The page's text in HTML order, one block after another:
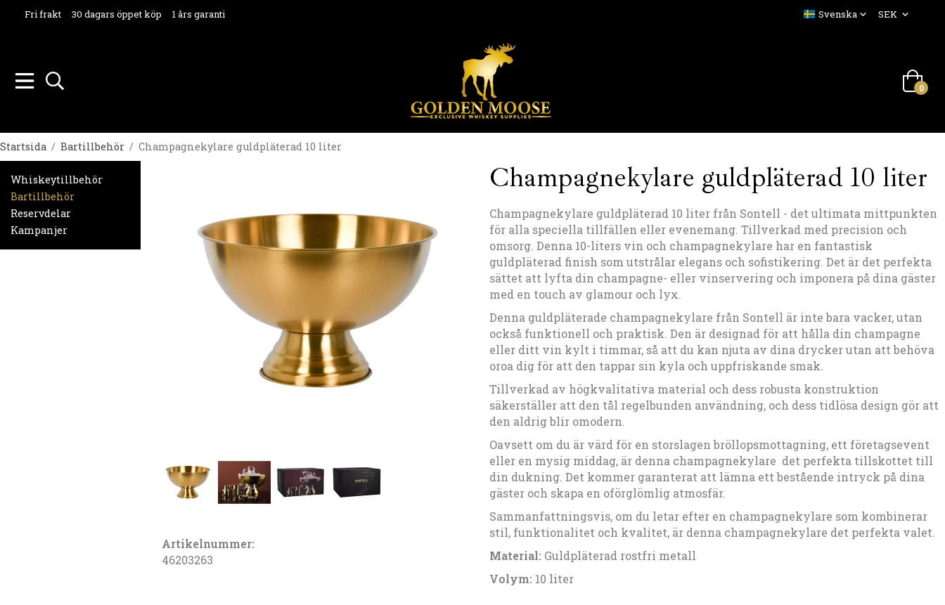
Fri frakt 30 dagars öppet köp 1 års garanti
0
Startsida / Bartillbehör / Champagnekylare guldpläterad 10 liter
Whiskeytillbehör
Bartillbehör
Reservdelar
Kampanjer
Champagnekylare guldpläterad 10 liter
Champagnekylare guldpläterad 10 liter från Sontell - det ultimata mittpunkten
för alla speciella tillfällen eller evenemang. Tillverkad med precision och
omsorg. Denna 10-liters vin och champagnekylare har en fantastisk
guldpläterad finish som utstrålar elegans och sofistikering. Det är det perfekta
sättet att lyfta din champagne- eller vinservering och imponera på dina gäster
med en touch av glamour och lyx.
Denna guldpläterade champagnekylare från Sontell är inte bara vacker, utan
också funktionell och praktisk. Den är designad för att hålla din champagne
eller ditt vin kylt i timmar, så att du kan njuta av dina drycker utan att behöva
oroa dig för att den tappar sin kyla och uppfriskande smak.
Tillverkad av högkvalitativa material och dess robusta konstruktion
säkerställer att den tål regelbunden användning, och dess tidlösa design gör att
den aldrig blir omodern.
Oavsett om du är värd för en storslagen bröllopsmottagning, ett företagsevent
eller en mysig middag, är denna champagnekylare det perfekta tillskottet till
din dukning. Det kommer garanterat att lämna ett bestående intryck på dina
gäster och skapa en oförglömlig atmosfär.
Sammanfattningsvis, om du letar efter en champagnekylare som kombinerar
stil, funktionalitet och kvalitet, är denna champagnekylare det perfekta valet.
Material: Guldpläterad rostfri metall
Volym: 10 liter
Artikelnummer:
46203263